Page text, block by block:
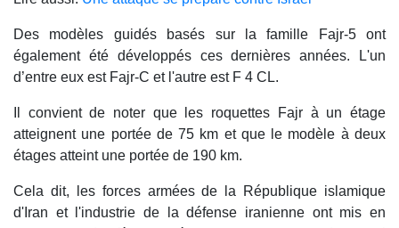
Des modèles guidés basés sur la famille Fajr-5 ont
également été développés ces dernières années. L'un
d’entre eux est Fajr-C et l'autre est F 4 CL.
Il convient de noter que les roquettes Fajr à un étage
atteignent une portée de 75 km et que le modèle à deux
étages atteint une portée de 190 km.
Cela dit, les forces armées de la République islamique
d'Iran et l'industrie de la défense iranienne ont mis en